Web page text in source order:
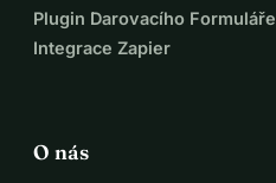
Plugin Darovacího Formuláře
Integrace Zapier
O nás